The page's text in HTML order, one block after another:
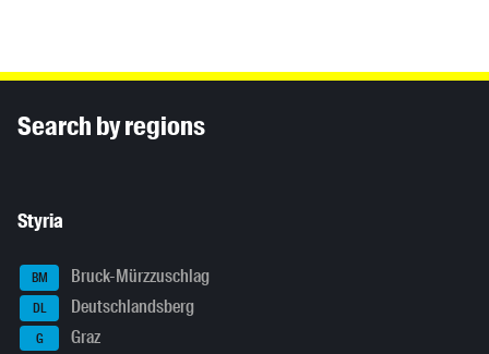
Search by regions
Styria
BM Bruck-Mürzzuschlag
DL Deutschlandsberg
G Graz